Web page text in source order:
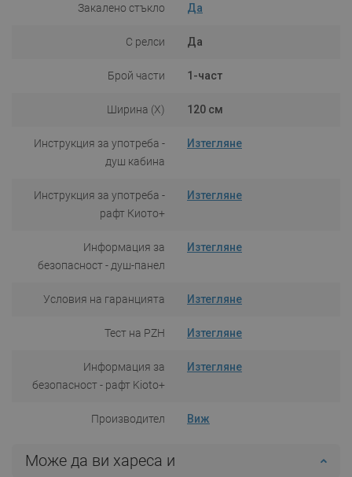
Закалено стъкло Да
С релси Да
Брой части 1-част
Ширина (X) 120 см
Инструкция за употреба -
душ кабина
Изтегляне
Инструкция за употреба -
рафт Киото+
Изтегляне
Информация за
безопасност - душ-панел
Изтегляне
Условия на гаранцията Изтегляне
Тест на PZH Изтегляне
Информация за
безопасност - рафт Kioto+
Изтегляне
Производител Виж
Може да ви хареса и